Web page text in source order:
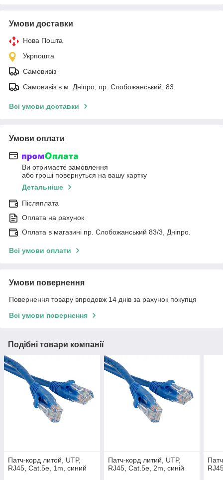
Умови доставки
Нова Пошта
Укрпошта
Самовивіз
Самовивіз в м. Дніпро, пр. Слобожанський, 83
Всі умови доставки
Умови оплати
Ви отримаєте замовлення
або гроші повернуться на вашу картку
Детальніше
Післяплата
Оплата на рахунок
Оплата в магазині пр. Слобожанський 83/3, Дніпро.
Всі умови оплати
Умови повернення
Повернення товару впродовж 14 днів за рахунок покупця
Всі умови повернення
Подібні товари компанії
Патч-корд литой, UTP,
RJ45, Cat.5e, 1m, синий
Патч-корд литий, UTP,
RJ45, Cat.5e, 2m, синій